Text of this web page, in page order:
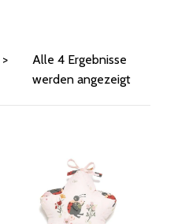
>
Alle 4 Ergebnisse
werden angezeigt